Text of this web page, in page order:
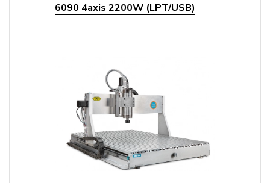
6090 4axis 2200W (LPT/USB)